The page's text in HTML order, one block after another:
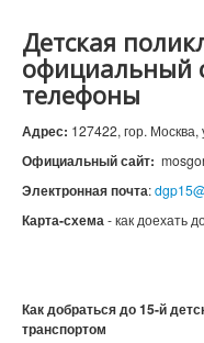
Детская
официальный
телефоны
Адрес: 127422, гор.
Официальный сайт:
Электронная почта:
Карта-схема- как доехать
Как добраться до 15-й
транспортом